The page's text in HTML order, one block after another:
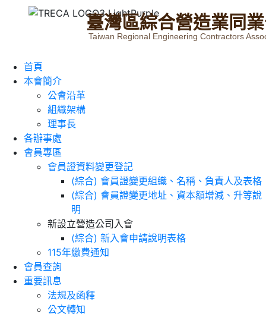
臺灣區綜合營造業同業
Taiwan Regional Engineering Contractors
首頁
本會簡介
公會沿革
組織架構
理事長
各辦事處
會員專區
會員證資料變更登記
(綜合) 會員證變更組織、名稱、負責人及表格
(綜合) 會員證變更地址、資本額增減、升等說
明
新設立營造公司入會
(綜合) 新入會申請說明表格
115年繳費通知
會員查詢
重要訊息
法規及函釋
公文轉知